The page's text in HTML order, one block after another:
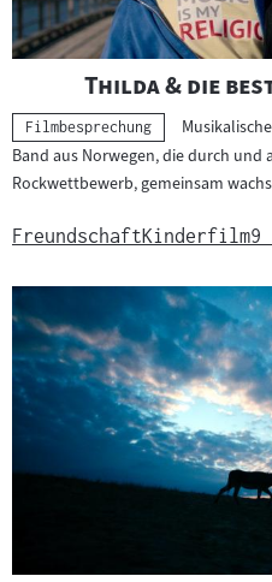
"
Thilda & die
Kategorie:
Filmbesprechung
Band aus Norwegen, die durch und
Rockwettbewerb, gemeinsam
FreundschaftKinderfilm9